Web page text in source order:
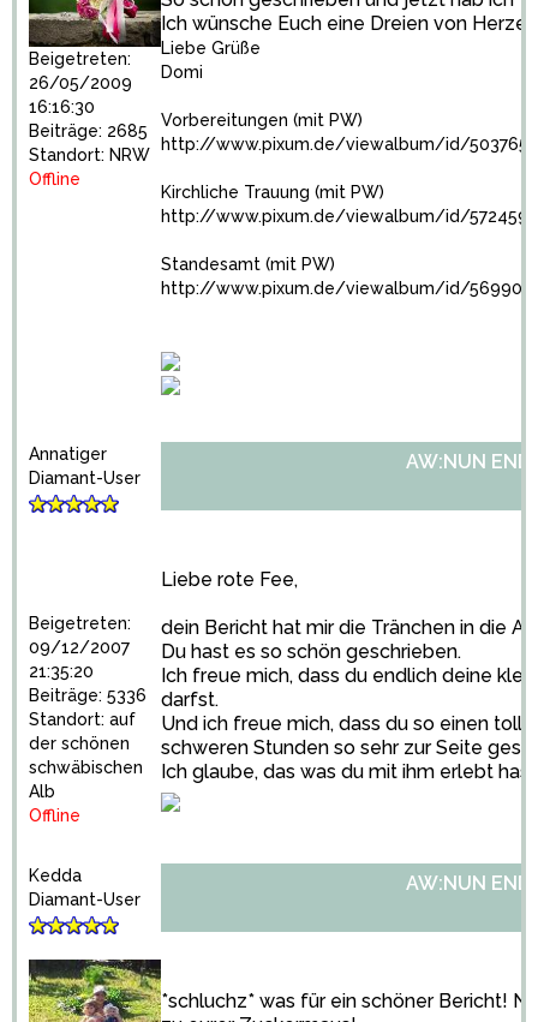
Beigetreten:
26/05/2009
16:16:30
Beiträge: 2685
Standort: NRW
Offline
Ich wünsche Euch eine Dreien von
Liebe Grüße
Domi
Vorbereitungen (mit PW)
http://www.pixum.de/viewalbum/id/5037651
Kirchliche Trauung (mit PW)
http://www.pixum.de/viewalbum/id/5724595
Standesamt (mit PW)
http://www.pixum.de/viewalbum/id/
Annatiger
Diamant-User
Beigetreten:
09/12/2007
21:35:20
Beiträge: 5336
Standort: auf
der schönen
schwäbischen
Alb
Offline
AW:NUN
Liebe rote Fee,
dein Bericht hat mir die Tränchen in die
Du hast es so schön geschrieben.
Ich freue mich, dass du endlich deine
darfst.
Und ich freue mich, dass du so einen
schweren Stunden so sehr zur Seite
Ich glaube, das was du mit ihm erlebt
Kedda
Diamant-User
AW:NUN
*schluchz* was für ein schöner Bericht!